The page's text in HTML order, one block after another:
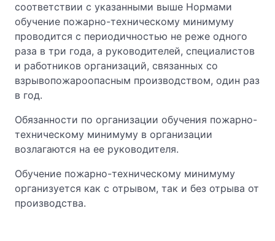
соответствии с указанными выше Нормами
обучение пожарно-техническому минимуму
проводится с периодичностью не реже одного
раза в три года, а руководителей, специалистов
и работников организаций, связанных со
взрывопожароопасным производством, один раз
в год.
Обязанности по организации обучения пожарно-
техническому минимуму в организации
возлагаются на ее руководителя.
Обучение пожарно-техническому минимуму
организуется как с отрывом, так и без отрыва от
производства.